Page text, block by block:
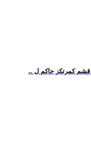
قشم كمرتكز حاكم ل